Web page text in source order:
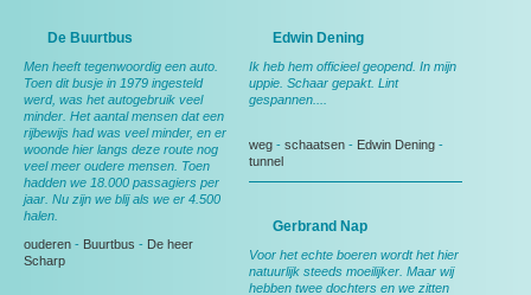
De Buurtbus
Men heeft tegenwoordig een auto.
Toen dit busje in 1979 ingesteld
werd, was het autogebruik veel
minder. Het aantal mensen dat een
rijbewijs had was veel minder, en er
woonde hier langs deze route nog
veel meer oudere mensen. Toen
hadden we 18.000 passagiers per
jaar. Nu zijn we blij als we er 4.500
halen.
ouderen - Buurtbus - De heer
Scharp
Edwin Dening
Ik heb hem officieel geopend. In mijn
uppie. Schaar gepakt. Lint
gespannen....
weg - schaatsen - Edwin Dening -
tunnel
Gerbrand Nap
Voor het echte boeren wordt het hier
natuurlijk steeds moeilijker. Maar wij
hebben twee dochters en we zitten